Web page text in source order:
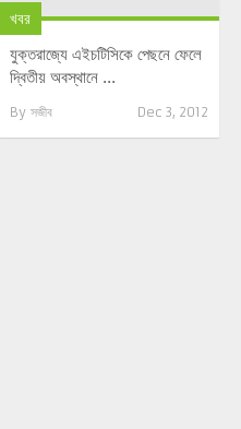
খবর
যুক্তরাজ্যে এইচটিসিকে পেছনে ফেলে
দ্বিতীয় অবস্থানে ...
By সজীব Dec 3, 2012